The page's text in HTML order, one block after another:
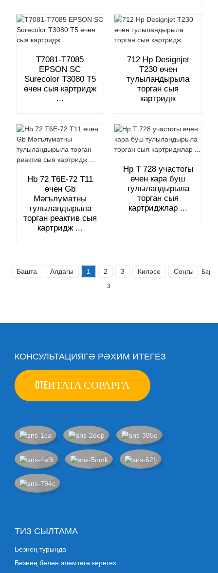
T7081-T7085
EPSON SC
Surecolor T3080 T5
өчен сыя картридж
...
712 Hp Designjet
T230 өчен
тулыландырыла
торган сыя
картридж
Hb 72 T6E-72 T11
өчен Gb
Мәгълүматны
тулыландырыла
торган реактив сыя
картридж ...
Hp T 728 участогы
өчен кара буш
тулыландырыла
торган сыя
картриджлар ...
Башта Алдагы 1 2 3 Киләсе Соңгы
3
КОНСУЛЬТАЦИЯГӘ РӘХИМ ИТЕГЕЗ
OTEИТАТА СОРАРГА
ТИЗ СЫЛТАМА
Безнең турында
Безнең белән элемтәгә керегез